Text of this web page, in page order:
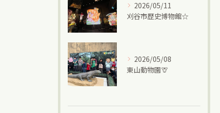
2026/05/11
刈谷市歴史博物館☆
2026/05/08
東山動物園🦒